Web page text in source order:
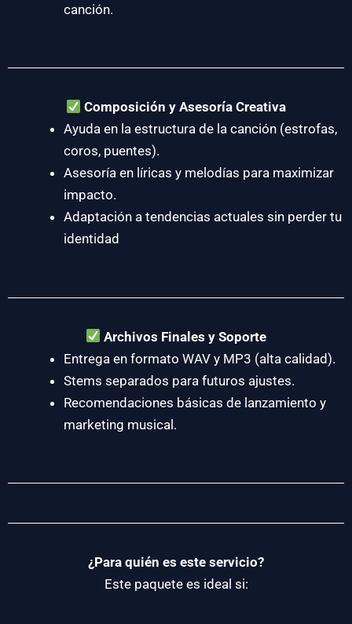
canción.
Composición y Asesoría Creativa
Ayuda en la estructura de la canción (estrofas,
coros, puentes).
Asesoría en líricas y melodías para maximizar
impacto.
Adaptación a tendencias actuales sin perder tu
identidad
Archivos Finales y Soporte
Entrega en formato WAV y MP3 (alta calidad).
Stems separados para futuros ajustes.
Recomendaciones básicas de lanzamiento y
marketing musical.
¿Para quién es este servicio?
Este paquete es ideal si: